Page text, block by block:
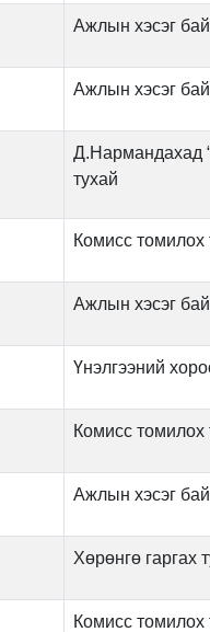
Ажлын хэсэг
Ажлын хэсэг
Д.Нармандахад
тухай
Комисс томилох
Ажлын хэсэг
Үнэлгээний
Комисс томилох
Ажлын хэсэг
Хөрөнгө гаргах
Комисс томилох